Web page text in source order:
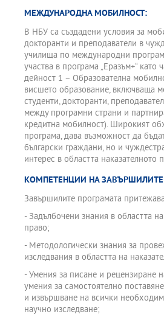
МЕЖДУНАРОДНА МОБИЛНОСТ:
В НБУ са създадени условия за
докторанти и преподаватели в
училища по международни
участва в програма „Еразъм+“ като
дейност 1 – Образователна
висшето образование, включваща
студенти, докторанти,
между програмни страни и
кредитна мобилност). Широкият
програма, дава възможност да
български граждани, но и
интерес в областта наказателното
КОМПЕТЕНЦИИ НА ЗАВЪРШИЛИТЕ
Завършилите програмата
- Задълбочени знания в областта
право;
- Методологически знания за
изследвания в областта на
- Умения за писане и рецензиране
умения за самостоятелно
и извършване на всички
научно изследване;